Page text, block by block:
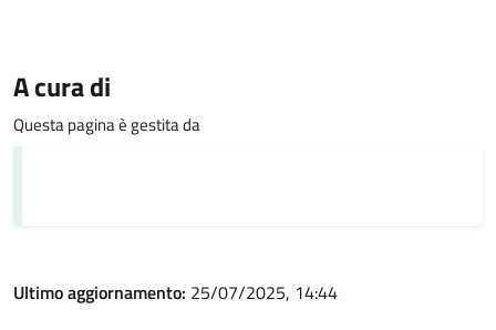
A cura di
Questa pagina è gestita da
Ultimo aggiornamento: 25/07/2025, 14:44